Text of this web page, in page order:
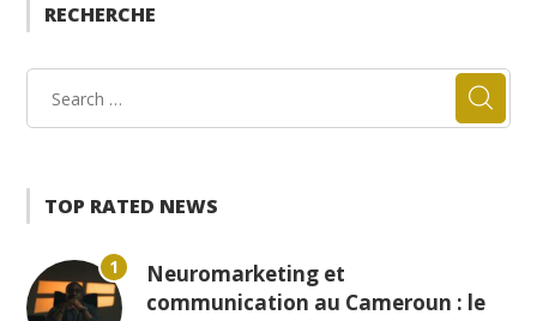
RECHERCHE
TOP RATED NEWS
1
Neuromarketing et
communication au Cameroun : le